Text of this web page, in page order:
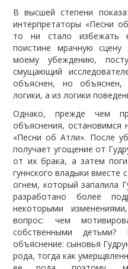
В высшей степени
интерпретаторы «Песни
то ни стало избежать
поистине мрачную
моему убеждению,
смущающий
объяснен, но
логики, а из логики
Однако, прежде чем
объяснения,
«Песни об Атли». После
получает угощение от
от их брака, а затем
гуннского владыки вместе
огнем, который запалила
разработано более
некоторыми
вопрос: чем
собственными детьми?
объяснение: сыновья
рода, тогда как